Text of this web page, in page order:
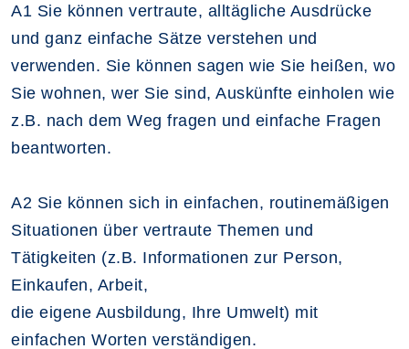
A1 Sie können vertraute, alltägliche Ausdrücke
und ganz einfache Sätze verstehen und
verwenden. Sie können sagen wie Sie heißen, wo
Sie wohnen, wer Sie sind, Auskünfte einholen wie
z.B. nach dem Weg fragen und einfache Fragen
beantworten.
A2 Sie können sich in einfachen, routinemäßigen
Situationen über vertraute Themen und
Tätigkeiten (z.B. Informationen zur Person,
Einkaufen, Arbeit,
die eigene Ausbildung, Ihre Umwelt) mit
einfachen Worten verständigen.